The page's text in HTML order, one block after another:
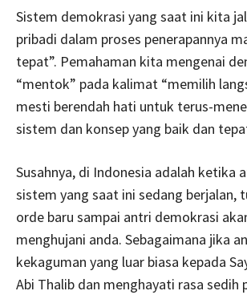
Sistem demokrasi yang saat ini kita
pribadi dalam proses penerapannya
tepat”. Pemahaman kita mengenai
“mentok” pada kalimat “memilih
mesti berendah hati untuk terus-
sistem dan konsep yang baik dan
Susahnya, di Indonesia adalah ketika
sistem yang saat ini sedang berjalan,
orde baru sampai antri demokrasi
menghujani anda. Sebagaimana jika
kekaguman yang luar biasa kepada
Abi Thalib dan menghayati rasa sedih